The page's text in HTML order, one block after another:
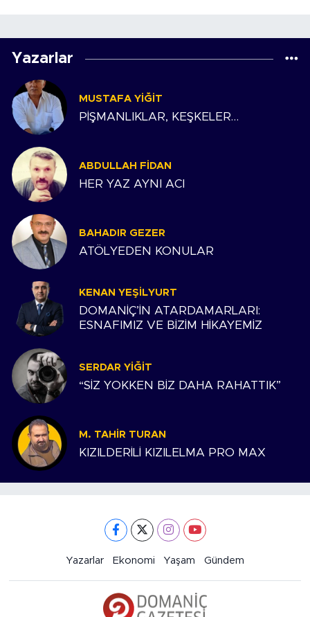
Yazarlar
MUSTAFA YIĞIT
PİŞMANLIKLAR, KEŞKELER…
ABDULLAH FIDAN
HER YAZ AYNI ACI
BAHADIR GEZER
ATÖLYEDEN KONULAR
KENAN YEŞILYURT
DOMANİÇ’İN ATARDAMARLARI:
ESNAFIMIZ VE BİZİM HİKAYEMİZ
SERDAR YIĞIT
“SİZ YOKKEN BİZ DAHA RAHATTIK”
M. TAHIR TURAN
KIZILDERİLİ KIZILELMA PRO MAX
Yazarlar Ekonomi Yaşam Gündem